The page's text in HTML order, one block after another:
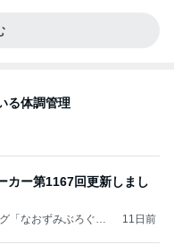
る体調管理
カー第1167回更新しまし
「なおずみぶろぐ」
11日前